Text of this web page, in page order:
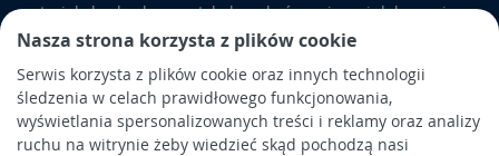
Nasza strona korzysta z plików cookie
Serwis korzysta z plików cookie oraz innych technologii
śledzenia w celach prawidłowego funkcjonowania,
wyświetlania spersonalizowanych treści i reklamy oraz analizy
ruchu na witrynie żeby wiedzieć skąd pochodzą nasi
materiały budowlane, artykuły wykończeniowe i dekoracyjne,
wyposażenie łazienek i kuchni, elektronarzędzia, a także
artykuły związane z ogrodem i otoczeniem domu.
Obowiązek informacyjny
Polityka prywatności